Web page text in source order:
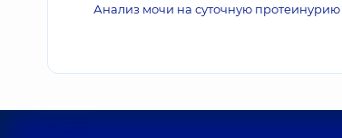
Анализ мочи на суточную протеинурию